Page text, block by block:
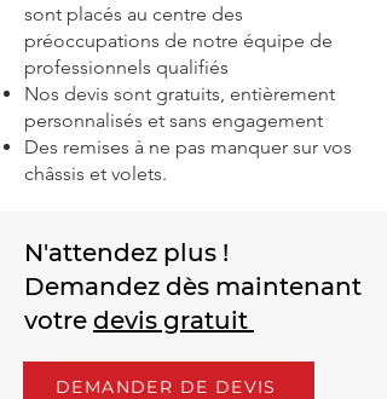
sont placés au centre des
préoccupations de notre équipe de
professionnels qualifiés
Nos devis sont gratuits, entièrement
personnalisés et sans engagement
Des remises à ne pas manquer sur vos
châssis et volets.
N'attendez plus !
Demandez dès maintenant
votre devis gratuit
DEMANDER DE DEVIS